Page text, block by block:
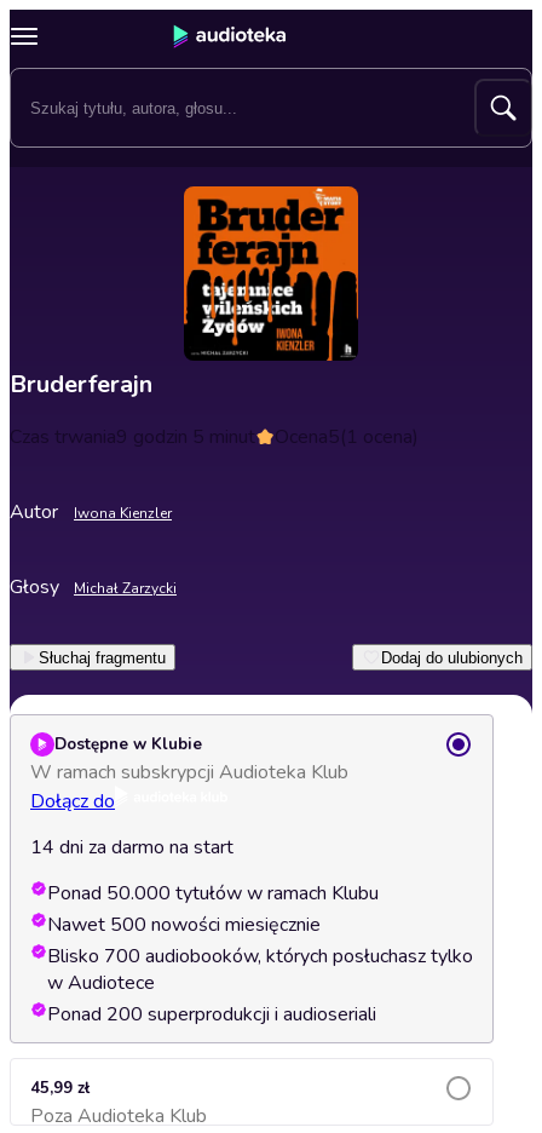
Bruderferajn
Czas trwania9 godzin 5 minut Ocena5(1 ocena)
Autor Iwona Kienzler
Głosy Michał Zarzycki
Słuchaj fragmentu Dodaj do ulubionych
Dostępne w Klubie
W ramach subskrypcji Audioteka Klub
Dołącz do
14 dni za darmo na start
Ponad 50.000 tytułów w ramach Klubu
Nawet 500 nowości miesięcznie
Blisko 700 audiobooków, których posłuchasz tylko
w Audiotece
Ponad 200 superprodukcji i audioseriali
45,99 zł
Poza Audioteka KlubDodaj do koszyka